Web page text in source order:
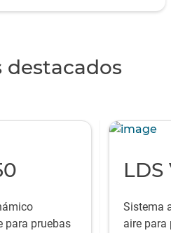
destacados
para pruebas
Sistema
aire para